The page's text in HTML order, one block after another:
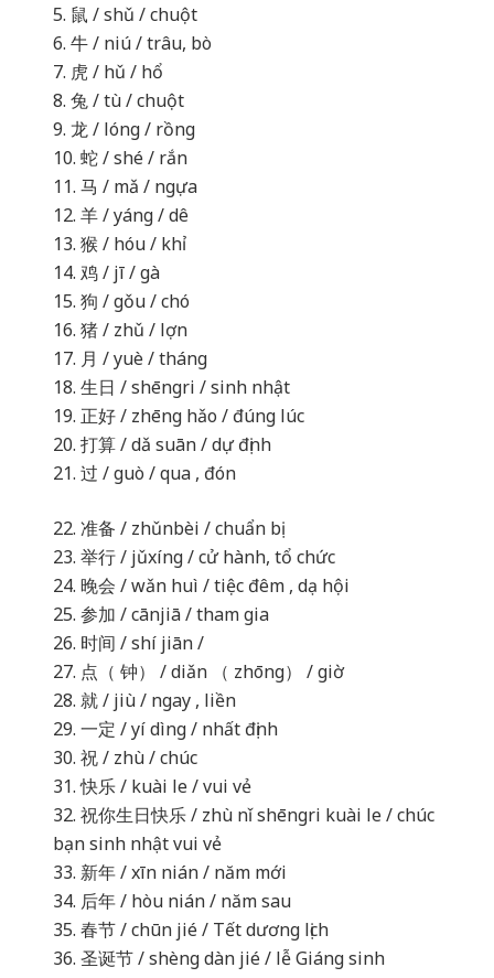
5. 鼠 / shǔ / chuột
6. 牛 / niú / trâu, bò
7. 虎 / hǔ / hổ
8. 兔 / tù / chuột
9. 龙 / lóng / rồng
10. 蛇 / shé / rắn
11. 马 / mǎ / ngựa
12. 羊 / yáng / dê
13. 猴 / hóu / khỉ
14. 鸡 / jī / gà
15. 狗 / gǒu / chó
16. 猪 / zhǔ / lợn
17. 月 / yuè / tháng
18. 生日 / shēngri / sinh nhật
19. 正好 / zhēng hǎo / đúng lúc
20. 打算 / dǎ suān / dự định
21. 过 / guò / qua , đón
22. 准备 / zhǔnbèi / chuẩn bị
23. 举行 / jǔxíng / cử hành, tổ chức
24. 晚会 / wǎn huì / tiệc đêm , dạ hội
25. 参加 / cānjiā / tham gia
26. 时间 / shí jiān /
27. 点（ 钟） / diǎn （ zhōng） / giờ
28. 就 / jiù / ngay , liền
29. 一定 / yí dìng / nhất định
30. 祝 / zhù / chúc
31. 快乐 / kuài le / vui vẻ
32. 祝你生日快乐 / zhù nǐ shēngri kuài le / chúc
bạn sinh nhật vui vẻ
33. 新年 / xīn nián / năm mới
34. 后年 / hòu nián / năm sau
35. 春节 / chūn jié / Tết dương lịch
36. 圣诞节 / shèng dàn jié / lễ Giáng sinh